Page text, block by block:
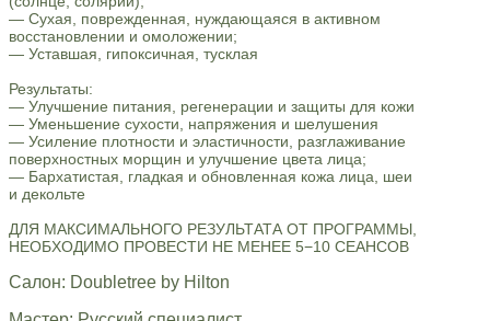
— Сухая, поврежденная, нуждающаяся в активном
восстановлении и омоложении;
— Уставшая, гипоксичная, тусклая
Результаты:
— Улучшение питания, регенерации и защиты для кожи
— Уменьшение сухости, напряжения и шелушения
— Усиление плотности и эластичности, разглаживание
поверхностных морщин и улучшение цвета лица;
— Бархатистая, гладкая и обновленная кожа лица, шеи
и декольте
ДЛЯ МАКСИМАЛЬНОГО РЕЗУЛЬТАТА ОТ ПРОГРАММЫ,
НЕОБХОДИМО ПРОВЕСТИ НЕ МЕНЕЕ 5−10 СЕАНСОВ
Салон: Doubletree by Hilton